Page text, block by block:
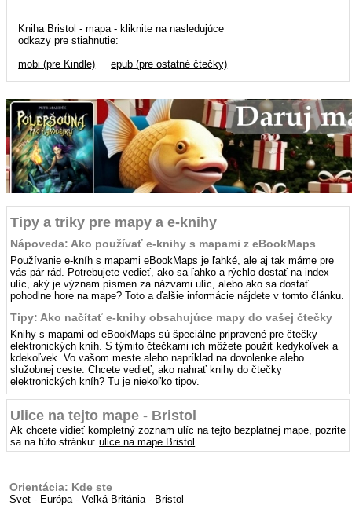
Kniha Bristol - mapa - kliknite na nasledujúce
odkazy pre stiahnutie:
mobi (pre Kindle)
epub (pre ostatné čtečky)
Tipy a triky pre mapy a e-knihy
Nápoveda: Ako používať e-knihy s mapami z eBookMaps
Používanie e-kníh s mapami eBookMaps je ľahké, ale aj tak máme pre
vás pár rád. Potrebujete vedieť, ako sa ľahko a rýchlo dostať na index
ulíc, aký je význam písmen za názvami ulíc, alebo ako sa dostať
pohodlne hore na mape? Toto a ďalšie informácie nájdete v tomto článku.
Tipy: Ako načítať e-knihy obsahujúce mapy do vašej čtečky
Knihy s mapami od eBookMaps sú špeciálne pripravené pre čtečky
elektronických kníh. S týmito čtečkami ich môžete použiť kedykoľvek a
kdekoľvek. Vo vašom meste alebo napríklad na dovolenke alebo
služobnej ceste. Chcete vedieť, ako nahrať knihy do čtečky
elektronických kníh? Tu je niekoľko tipov.
Ulice na tejto mape - Bristol
Ak chcete vidieť kompletný zoznam ulíc na tejto bezplatnej mape, pozrite
sa na túto stránku:ulice na mape Bristol
Orientácia: Kde ste
Svet - Európa-Veľká Británia- Bristol